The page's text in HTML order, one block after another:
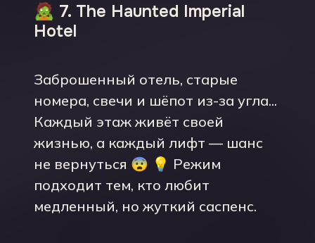
🧟 7. The Haunted Imperial
Hotel
Заброшенный отель, старые
номера, свечи и шёпот из-за угла...
Каждый этаж живёт своей
жизнью, а каждый лифт — шанс
не вернуться 😨 💡 Режим
подходит тем, кто любит
медленный, но жуткий саспенс.